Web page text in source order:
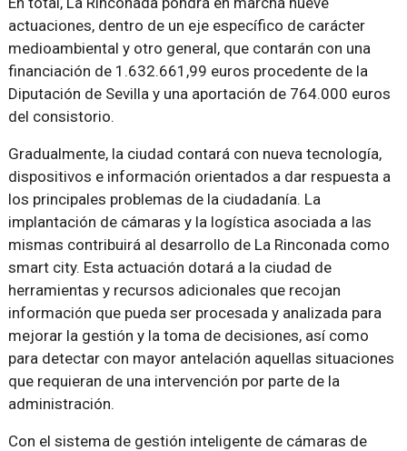
actuaciones, dentro de un eje específico de carácter
medioambiental y otro general, que contarán con una
financiación de 1.632.661,99 euros procedente de la
Diputación de Sevilla y una aportación de 764.000 euros
del consistorio.
Gradualmente, la ciudad contará con nueva tecnología,
dispositivos e información orientados a dar respuesta a
los principales problemas de la ciudadanía. La
implantación de cámaras y la logística asociada a las
mismas contribuirá al desarrollo de La Rinconada como
smart city. Esta actuación dotará a la ciudad de
herramientas y recursos adicionales que recojan
información que pueda ser procesada y analizada para
mejorar la gestión y la toma de decisiones, así como
para detectar con mayor antelación aquellas situaciones
que requieran de una intervención por parte de la
administración.
Con el sistema de gestión inteligente de cámaras de